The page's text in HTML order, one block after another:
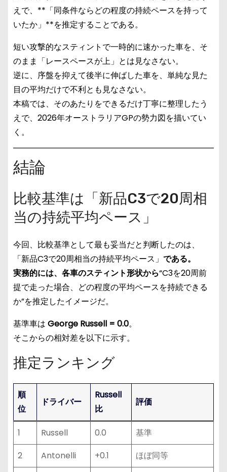
えで、**「同条件ならどの程度の持続ペースを持って
いたか」**を推定することである。
短い攻撃的なスティントで一時的に速かった車を、そ
のまま「レースペースが上」とは見なさない。
逆に、序盤を抑えて後半に伸ばした車を、単純な見た
目の平均だけで不利とも見なさない。
本稿では、そのあたりをできるだけ丁寧に整理したう
えで、2026年オーストラリアGPの勢力図を描いてい
く。
結論
比較基準は「新品C3で20周相
当の持続平均ペース」
今回、比較基準として最も妥当だと判断したのは、
「新品C3で20周相当の持続平均ペース」 である。
実務的には、各車のスティント形状から“C3を20周前
提で走った場合、どの程度の平均ペースを持続できる
か”を推定したイメージだ。
基準車は George Russell = 0.0。
そこからの相対差を以下に示す。
推定ランキング
順
位
ドライバー
Russell
比
評価
1 Russell 0.0
基準
2
Antonelli +0.1
ほぼ同等